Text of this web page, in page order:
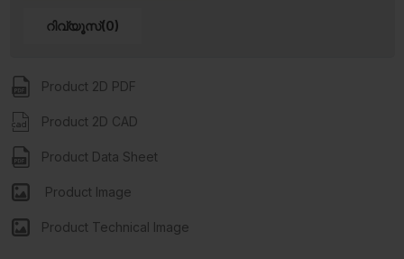
റിവ്യൂസ്(0)
Product 2D PDF
Product 2D CAD
Product Data Sheet
Product Image
Product Technical Image